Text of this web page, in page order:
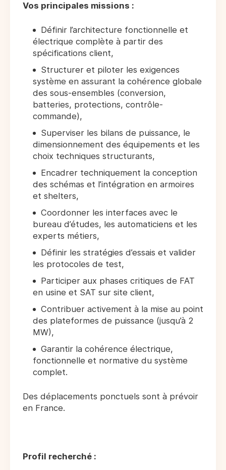
Vos principales missions :
Définir l’architecture fonctionnelle et
électrique complète à partir des
spécifications client,
Structurer et piloter les exigences
système en assurant la cohérence globale
des sous-ensembles (conversion,
batteries, protections, contrôle-
commande),
Superviser les bilans de puissance, le
dimensionnement des équipements et les
choix techniques structurants,
Encadrer techniquement la conception
des schémas et l’intégration en armoires
et shelters,
Coordonner les interfaces avec le
bureau d’études, les automaticiens et les
experts métiers,
Définir les stratégies d’essais et valider
les protocoles de test,
Participer aux phases critiques de FAT
en usine et SAT sur site client,
Contribuer activement à la mise au point
des plateformes de puissance (jusqu’à 2
MW),
Garantir la cohérence électrique,
fonctionnelle et normative du système
complet.
Des déplacements ponctuels sont à prévoir
en France.
Profil recherché :